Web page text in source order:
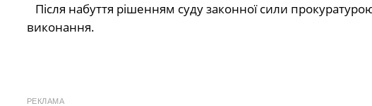
Після набуття рішенням суду законної сили
виконання.
РЕКЛАМА